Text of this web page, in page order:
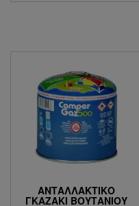
ΑΝΤΑΛΛΑΚΤΙΚΌ
ΓΚΑΖΆΚΙ ΒΟΥΤΑΝΊΟΥ